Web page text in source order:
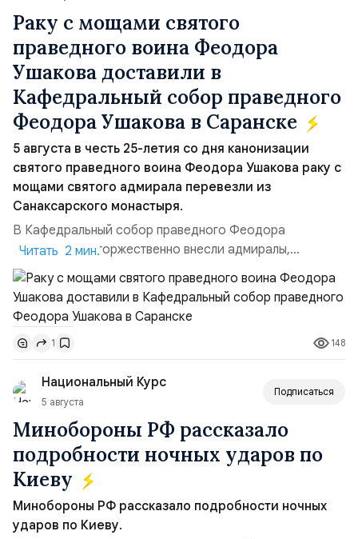
Раку с мощами святого
праведного воина Феодора
Ушакова доставили в
Кафедральный собор праведного
Феодора Ушакова в Саранске
5 августа в честь 25-летия со дня канонизации
святого праведного воина Феодора Ушакова раку с
мощами святого адмирала перевезли из
Санаксарского монастыря.
В Кафедральный собор праведного Феодора
Ушакова раку торжественно внесли адмиралы,
участвовавшие в канонизации святого праведного
воина Феодора Ушакова 25 лет назад:Адмирал
Владимир Прокофьевич Валуев, командующий
Балтийским флотом ВМФ России (2001–2006
гг.);Адмирал Владимир Петрович Комоедов,
командующий Черноморским флотом ВМФ России
(1998–2002 г...
Читать 2 мин.
1 148
Национальный Курс
5 августа
Подписаться
Минобороны РФ рассказало
подробности ночных ударов по
Киеву
Минобороны РФ рассказало подробности ночных
ударов по Киеву.